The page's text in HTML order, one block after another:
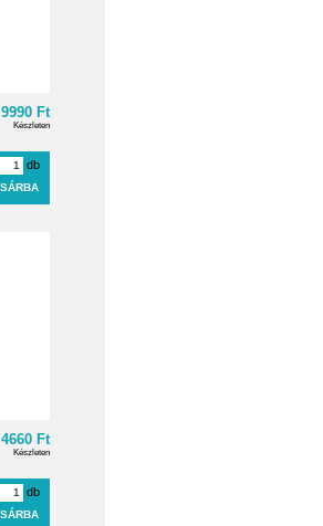
9990 Ft
Készleten
db
4660 Ft
Készleten
db